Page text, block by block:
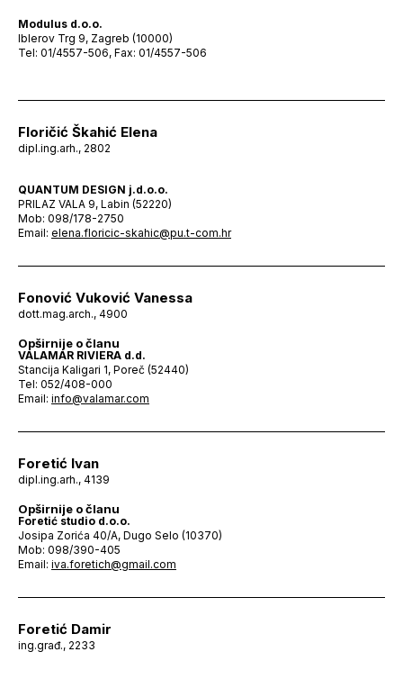
Modulus d.o.o.
Iblerov Trg 9, Zagreb (10000)
Tel: 01/4557-506, Fax: 01/4557-506
Floričić Škahić Elena
dipl.ing.arh., 2802
QUANTUM DESIGN j.d.o.o.
PRILAZ VALA 9, Labin (52220)
Mob: 098/178-2750
Email: elena.floricic-skahic@pu.t-com.hr
Fonović Vuković Vanessa
dott.mag.arch., 4900
Opširnije o članu
VALAMAR RIVIERA d.d.
Stancija Kaligari 1, Poreč (52440)
Tel: 052/408-000
Email: info@valamar.com
Foretić Ivan
dipl.ing.arh., 4139
Opširnije o članu
Foretić studio d.o.o.
Josipa Zorića 40/A, Dugo Selo (10370)
Mob: 098/390-405
Email: iva.foretich@gmail.com
Foretić Damir
ing.građ., 2233